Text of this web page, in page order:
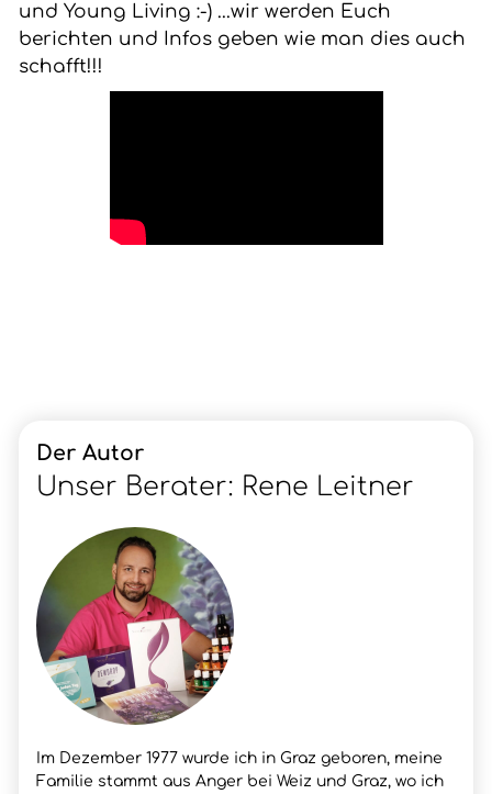
und Young Living :-) ...wir werden Euch
berichten und Infos geben wie man dies auch
schafft!!!
Der Autor
Unser Berater: Rene Leitner
Im Dezember 1977 wurde ich in Graz geboren, meine
Familie stammt aus Anger bei Weiz und Graz, wo ich